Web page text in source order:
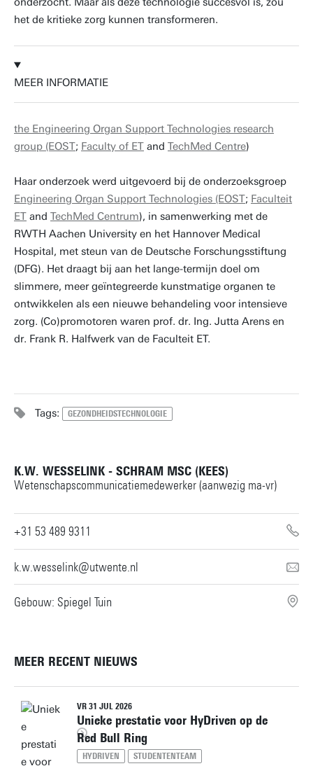
het de kritieke zorg kunnen transformeren.
MEER INFORMATIE
the Engineering Organ Support Technologies research
group (EOST; Faculty of ET and TechMed Centre)
Haar onderzoek werd uitgevoerd bij de onderzoeksgroep
Engineering Organ Support Technologies (EOST; Faculteit
ET and TechMed Centrum), in samenwerking met de
RWTH Aachen University en het Hannover Medical
Hospital, met steun van de Deutsche Forschungsstiftung
(DFG). Het draagt bij aan het lange-termijn doel om
slimmere, meer geïntegreerde kunstmatige organen te
ontwikkelen als een nieuwe behandeling voor intensieve
zorg. (Co)promotoren waren prof. dr. Ing. Jutta Arens en
dr. Frank R. Halfwerk van de Faculteit ET.
Tags: GEZONDHEIDSTECHNOLOGIE
K.W. WESSELINK - SCHRAM MSC (KEES)
Wetenschapscommunicatiemedewerker (aanwezig ma-vr)
+31 53 489 9311
k.w.wesselink@utwente.nl
Gebouw: Spiegel Tuin
MEER RECENT NIEUWS
VR 31 JUL 2026
Unieke prestatie voor HyDriven op de
Red Bull Ring
HYDRIVEN STUDENTENTEAM